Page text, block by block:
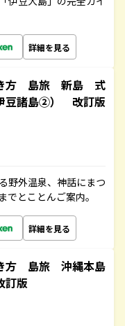
詳細を見る
方 島旅 新島 式
豆諸島②） 改訂版
野外温泉、神話にまつ
とことんご案内。
詳細を見る
方 島旅 沖縄本島
訂版